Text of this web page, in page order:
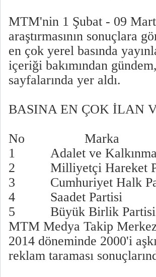
MTM'nin 1 Şubat - 09 Mart
araştırmasının sonuçlara
en çok yerel basında
içeriği bakımından
sayfalarında yer aldı.
BASINA EN ÇOK İLAN
No Marka
1 Adalet ve
2 Milliyetçi
3 Cumhuriyet
4 Saadet
5 Büyük
MTM Medya Takip
2014 döneminde 2000'i
reklam taraması